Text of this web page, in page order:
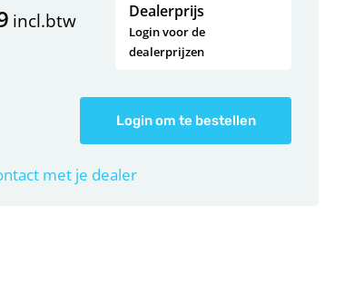
incl.btw Dealerprijs
Login voor de
dealerprijzen
Login om te bestellen
met je dealer